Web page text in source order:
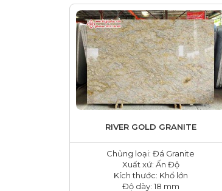
RIVER GOLD GRANITE
Chủng loại: Đá Granite
Xuất xứ: Ấn Độ
Kích thước: Khổ lớn
Độ dày: 18 mm